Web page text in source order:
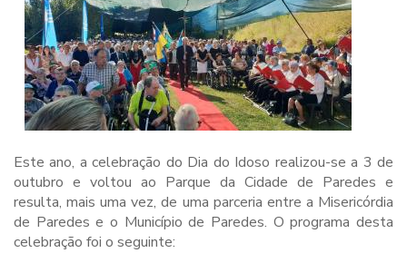
Este ano, a celebração do Dia do Idoso realizou-se a 3 de
outubro e voltou ao Parque da Cidade de Paredes e
resulta, mais uma vez, de uma parceria entre a Misericórdia
de Paredes e o Município de Paredes. O programa desta
celebração foi o seguinte: